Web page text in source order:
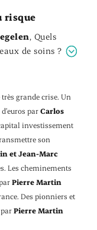
risque
, Quels
de soins ?
très grande crise. Un
parCarlos
investissement
son
et Jean-Marc
Les cheminements
Pierre Martin
Des pionniers et
parPierre Martin